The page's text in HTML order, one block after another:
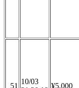
51
10/03
¥5,000